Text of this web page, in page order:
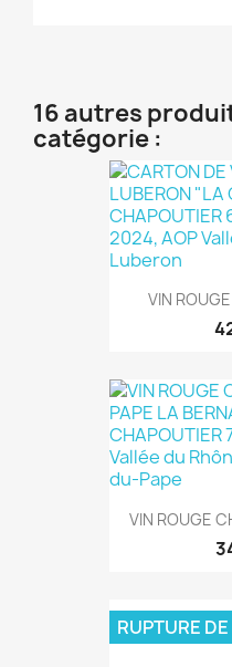
16 autres
catégorie :
VIN
VIN ROUGE
RUPTURE